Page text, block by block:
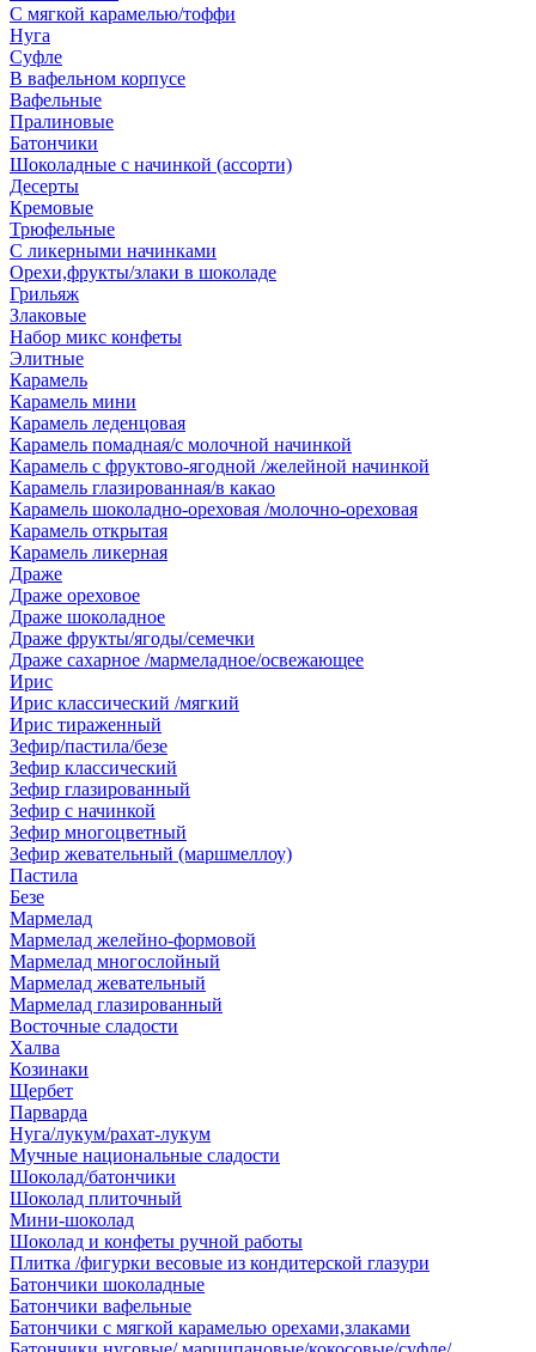
С мягкой карамелью/тоффи
Нуга
Суфле
В вафельном корпусе
Вафельные
Пралиновые
Батончики
Шоколадные с начинкой (ассорти)
Десерты
Кремовые
Трюфельные
С ликерными начинками
Орехи,фрукты/злаки в шоколаде
Грильяж
Злаковые
Набор микс конфеты
Элитные
Карамель
Карамель мини
Карамель леденцовая
Карамель помадная/с молочной начинкой
Карамель с фруктово-ягодной /желейной начинкой
Карамель глазированная/в какао
Карамель шоколадно-ореховая /молочно-ореховая
Карамель открытая
Карамель ликерная
Драже
Драже ореховое
Драже шоколадное
Драже фрукты/ягоды/семечки
Драже сахарное /мармеладное/освежающее
Ирис
Ирис классический /мягкий
Ирис тираженный
Зефир/пастила/безе
Зефир классический
Зефир глазированный
Зефир с начинкой
Зефир многоцветный
Зефир жевательный (маршмеллоу)
Пастила
Безе
Мармелад
Мармелад желейно-формовой
Мармелад многослойный
Мармелад жевательный
Мармелад глазированный
Восточные сладости
Халва
Козинаки
Щербет
Парварда
Нуга/лукум/рахат-лукум
Мучные национальные сладости
Шоколад/батончики
Шоколад плиточный
Мини-шоколад
Шоколад и конфеты ручной работы
Плитка /фигурки весовые из кондитерской глазури
Батончики шоколадные
Батончики вафельные
Батончики с мягкой карамелью орехами,злаками